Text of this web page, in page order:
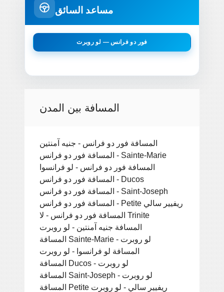
مساعد السائق
فور دو فرانس — لو روبرت
المسافة بين المدن
المسافة فور دو فرانس - جنيه آمنتين
المسافة فور دو فرانس - Sainte-Marie
المسافة فور دو فرانس - لو فرانسوا
المسافة فور دو فرانس - Ducos
المسافة فور دو فرانس - Saint-Joseph
المسافة فور دو فرانس - Petite ريفيير سالي
المسافة فور دو فرانس - لا Trinite
المسافة جنيه آمنتين - لو روبرت
المسافة Sainte-Marie - لو روبرت
المسافة لو فرانسوا - لو روبرت
المسافة Ducos - لو روبرت
المسافة Saint-Joseph - لو روبرت
المسافة Petite ريفيير سالي - لو روبرت